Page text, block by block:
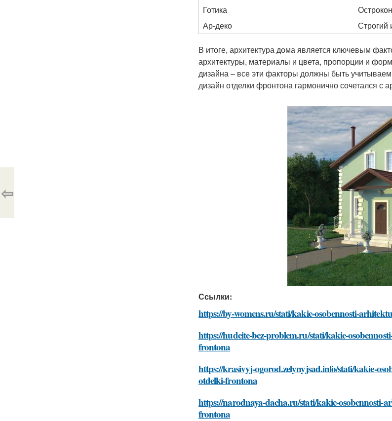
Готика
Ар-деко
Строгий
В итоге, архитектура дома является ключевым
архитектуры, материалы и цвета, пропорции и
дизайна – все эти факторы должны быть
дизайн отделки фронтона гармонично сочетался с
Ссылки:
https://by-womens.ru/stati/kakie-osobennosti-
https://hudeite-bez-problem.ru/stati/kakie-
frontona
https://krasivyj-ogorod.zelynyjsad.info/stati/kakie-
otdelki-frontona
https://narodnaya-dacha.ru/stati/kakie-
frontona
⇦